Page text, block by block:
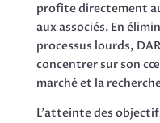
profite directement
aux associés. En
processus lourds,
concentrer sur son
marché et la
L’atteinte des